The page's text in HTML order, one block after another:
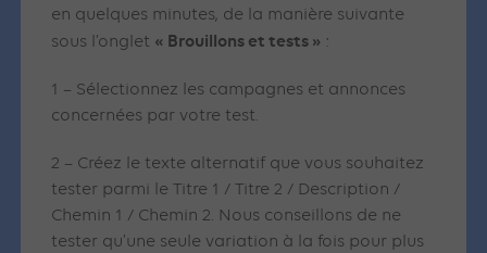
en quelques minutes, de la manière suivante
sous l’onglet « Brouillons et tests » :
1 – Sélectionnez les campagnes et annonces
concernées par votre test.
2 – Créez le texte alternatif que vous souhaitez
tester parmi le Titre 1 / Titre 2 / Description /
Chemin 1 / Chemin 2. Nous conseillons de ne
tester qu’une seule variation à la fois pour plus